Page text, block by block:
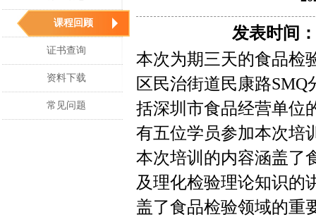
课程回顾
证书查询
资料下载
常见问题
发表时间
本次为期三天的食品检
区民治街道民康路
括深圳市食品经营单位
有五位学员参加本次培
本次培训的内容涵盖了
及理化检验理论知识的
盖了食品检验领域的重